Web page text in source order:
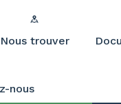
Nous trouver
nous